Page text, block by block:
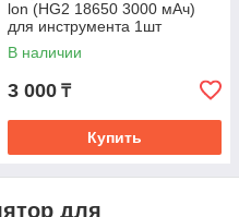
— не перегревается при
и других тяжёлых
часто покупать
— надёжная
любого инструмента, чтобы
усилия.
lon (HG2 18650 3000 мАч)
для инструмента 1шт
В наличии
3 000 ₸
Купить
для